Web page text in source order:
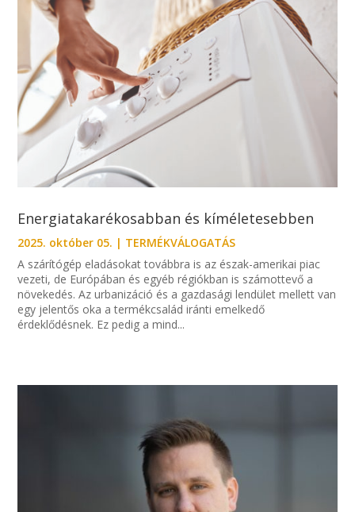
Energiatakarékosabban és kíméletesebben
2025. október 05. | TERMÉKVÁLOGATÁS
A szárítógép eladásokat továbbra is az észak-amerikai piac
vezeti, de Európában és egyéb régiókban is számottevő a
növekedés. Az urbanizáció és a gazdasági lendület mellett van
egy jelentős oka a termékcsalád iránti emelkedő
érdeklődésnek. Ez pedig a mind...